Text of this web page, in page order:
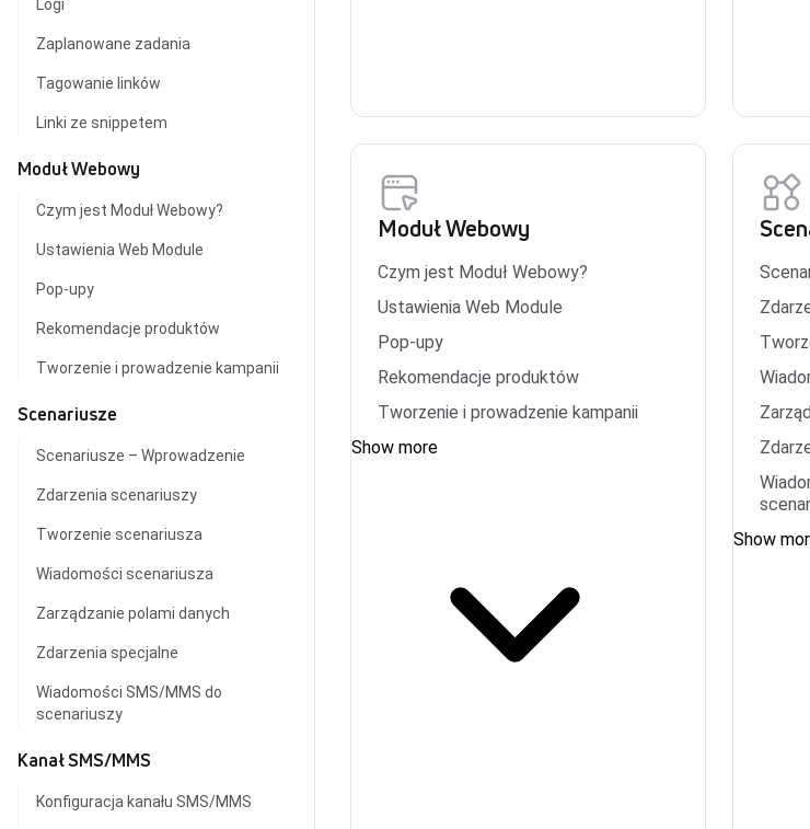
Logi
Zaplanowane zadania
Tagowanie linków
Linki ze snippetem
Moduł Webowy
Czym jest Moduł Webowy?
Ustawienia Web Module
Pop-upy
Rekomendacje produktów
Tworzenie i prowadzenie kampanii
Scenariusze
Scenariusze – Wprowadzenie
Zdarzenia scenariuszy
Tworzenie scenariusza
Wiadomości scenariusza
Zarządzanie polami danych
Zdarzenia specjalne
Wiadomości SMS/MMS do
scenariuszy
Kanał SMS/MMS
Konfiguracja kanału SMS/MMS
Moduł Webowy
Czym jest Moduł Webowy?
Ustawienia Web Module
Pop-upy
Rekomendacje produktów
Tworzenie i prowadzenie kampanii
Show more
Show